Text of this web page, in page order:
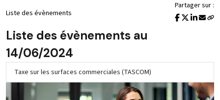
Liste des évènements
Partager sur :
Liste des évènements au
14/06/2024
Taxe sur les surfaces commerciales (TASCOM)